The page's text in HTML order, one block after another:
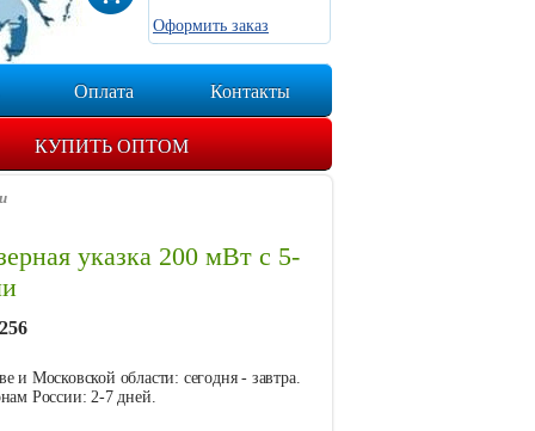
Оформить заказ
Оплата Контакты
КУПИТЬ ОПТОМ
указка 200 мВт с 5-
и Московской области: сегодня - завтра.
России: 2-7 дней.